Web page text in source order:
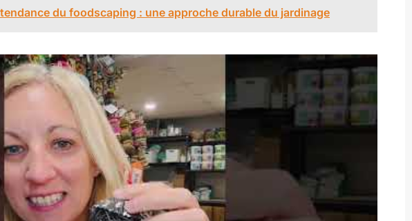
du foodscaping : une approche durable du jardinage